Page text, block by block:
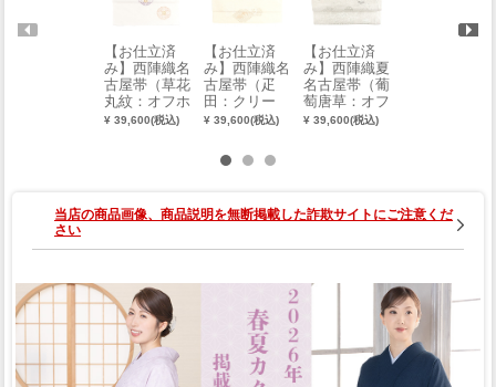
【お仕立済
み】西陣織名
古屋帯（草花
丸紋：オフホ
ワイト）
¥ 39,600(税込)
【お仕立済
み】西陣織名
古屋帯（疋
田：クリー
ム）
¥ 39,600(税込)
【お仕立済
み】西陣織夏
名古屋帯（葡
萄唐草：オフ
ホワイト）
¥ 39,600(税込)
当店の商品画像、商品説明を無断掲載した詐欺サイトにご注意くだ
さい